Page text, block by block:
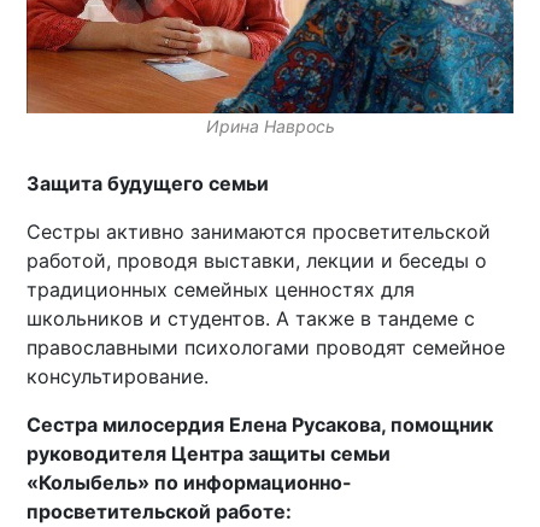
Ирина Наврось
Защита будущего семьи
Сестры активно занимаются просветительской
работой, проводя выставки, лекции и беседы о
традиционных семейных ценностях для
школьников и студентов. А также в тандеме с
православными психологами проводят семейное
консультирование.
Сестра милосердия Елена Русакова, помощник
руководителя Центра защиты семьи
«Колыбель» по информационно-
просветительской работе: